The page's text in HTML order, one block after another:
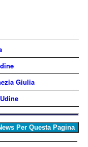
Giulia